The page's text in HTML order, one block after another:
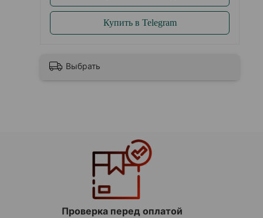
Купить в Telegram
Выбрать
Проверка перед оплатой